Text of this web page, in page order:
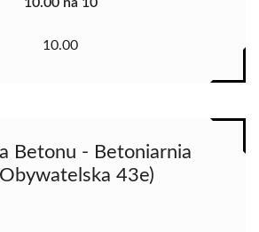
10.00 na 10
10.00
Betonu - Betoniarnia
43e)